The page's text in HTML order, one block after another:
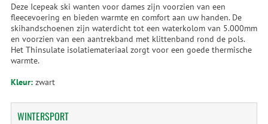
Deze Icepeak ski wanten voor dames zijn voorzien van een
fleecevoering en bieden warmte en comfort aan uw handen. De
skihandschoenen zijn waterdicht tot een waterkolom van 5.000mm
en voorzien van een aantrekband met klittenband rond de pols.
Het Thinsulate isolatiemateriaal zorgt voor een goede thermische
warmte.
Kleur:zwart
WINTERSPORT